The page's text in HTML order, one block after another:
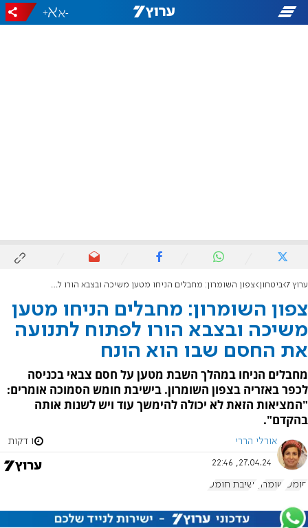
-
+
ערוץ 7 ביטחון צפון השומרון: מחבלים הניחו מטען משיכה ובצבא הורו לפתוח לתנועה את החסם שבו הוא הונח
צפון השומרון: מחבלים הניחו מטען
משיכה ובצבא הורו לפתוח לתנועה
את החסם שבו הוא הונח
מחבלים הניחו במהלך השבת מטען על חסם צבאי בכניסה
לכפר באזריה בצפון השומרון. בישיבת חומש הסמוכה אומרים:
"המציאות הזאת לא יכולה להימשך עוד ויש לשנות אותה
בהקדם".
אורלי הררי 1 דקות
27.04.24, 22:46
חומש שומרון ישיבת חומש